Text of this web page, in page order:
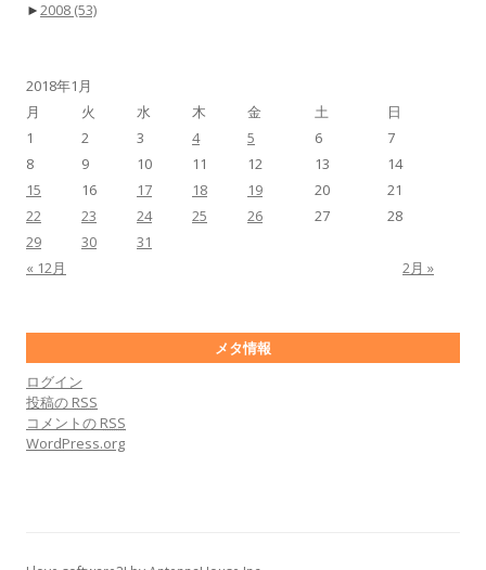
►2008 (53)
2018年1月
月
火 水 木 金 土 日
« 12月 2月 »
1 2 3 4 5 6
7
8
9 10 11 12 13
14
15
16 17 18 19 20
21
22
23 24 25 26 27
28
29
30 31
メタ情報
ログイン
投稿の RSS
コメントの RSS
WordPress.org